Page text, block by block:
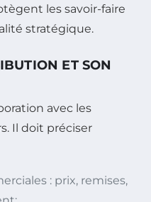
les savoir-faire
stratégique.
ET SON
avec les
Il doit préciser
: prix, remises,